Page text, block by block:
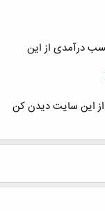
درآمدی از این
از این سایت دیدن کن